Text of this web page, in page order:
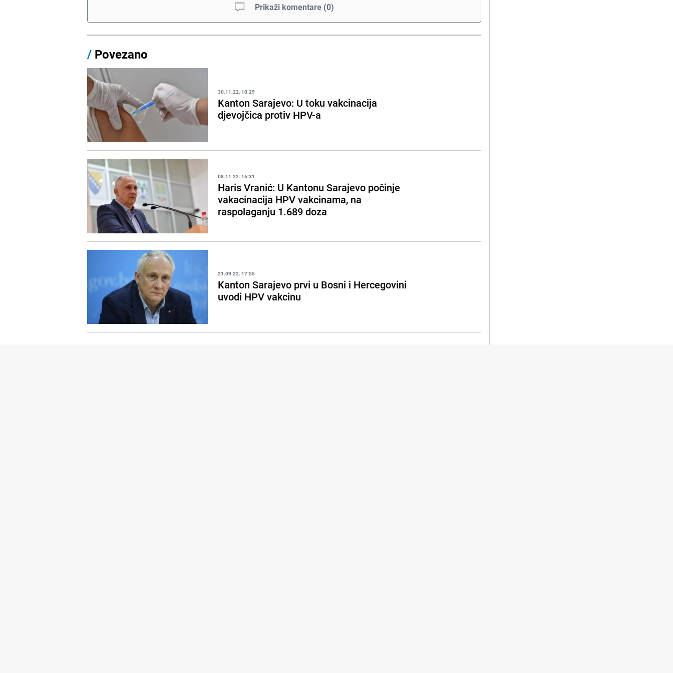
Prikaži komentare (0)
/ Povezano
30.11.22. 10:29
Kanton Sarajevo: U toku vakcinacija
djevojčica protiv HPV-a
08.11.22. 16:31
Haris Vranić: U Kantonu Sarajevo počinje
vakacinacija HPV vakcinama, na
raspolaganju 1.689 doza
21.09.22. 17:55
Kanton Sarajevo prvi u Bosni i Hercegovini
uvodi HPV vakcinu